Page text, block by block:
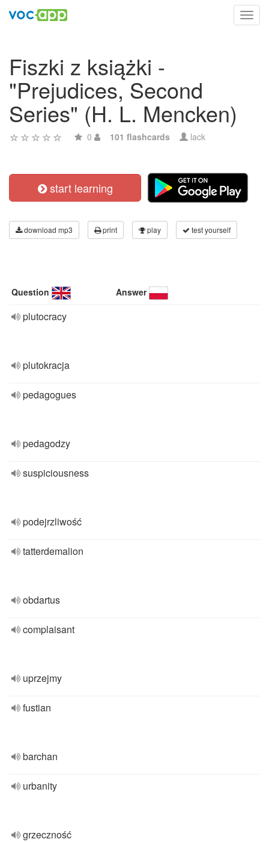
Fiszki z książki -
"Prejudices, Second
Series" (H. L. Mencken)
0 101 flashcards lack
start learning
download mp3 print play test yourself
Question Answer
plutocracy
plutokracja
pedagogues
pedagodzy
suspiciousness
podejrzliwość
tatterdemalion
obdartus
complaisant
uprzejmy
fustian
barchan
urbanity
grzeczność